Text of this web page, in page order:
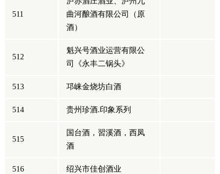
511
曲河酿酒有限公司（原
酒）
512
魁兴号酒业运营有限公
司《永丰二锅头》
513 邛崃金烧坊白酒
514 贵州珍酒.印象系列
515
国台酒，習溪酒，西凤
酒
516 绍兴市佳创酒业